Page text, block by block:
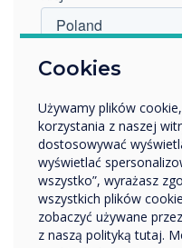
Cookies
Używamy plików
korzystania z naszej
dostosowywać
wyświetlać
wszystko”, wyrażasz
wszystkich plików
zobaczyć używane
z naszą polityką tutaj.
W jakiej branży pracujesz?
Przedsiębiorstwo
Inne
Nazwa firmy
Chcielibyśmy się z